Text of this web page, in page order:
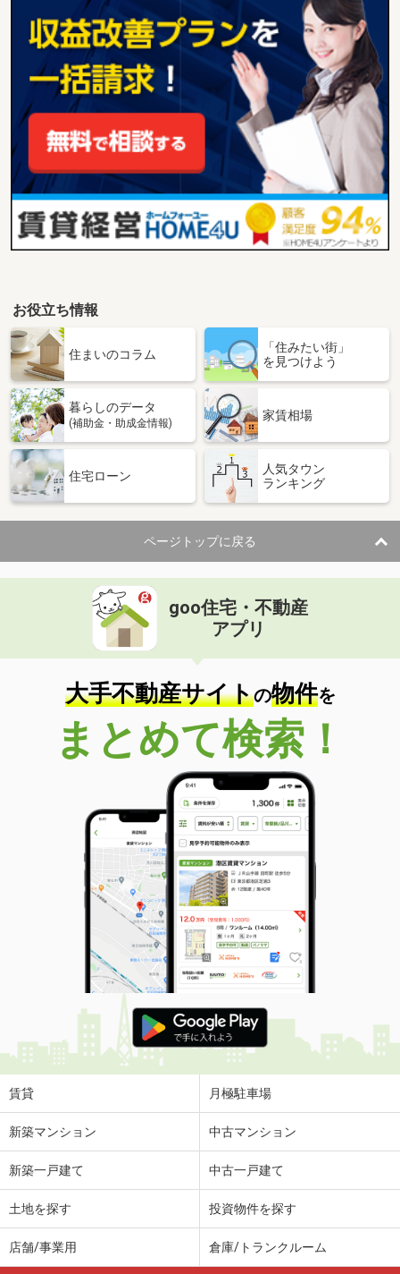
お役立ち情報
住まいのコラム
「住みたい街」
を見つけよう
暮らしのデータ
(補助金・助成金情報)
家賃相場
住宅ローン
人気タウン
ランキング
ページトップに戻る
goo住宅・不動産
アプリ
大手不動産サイトの物件を
まとめて検索！
賃貸 月極駐車場
新築マンション 中古マンション
新築一戸建て 中古一戸建て
土地を探す 投資物件を探す
店舗/事業用 倉庫/トランクルーム